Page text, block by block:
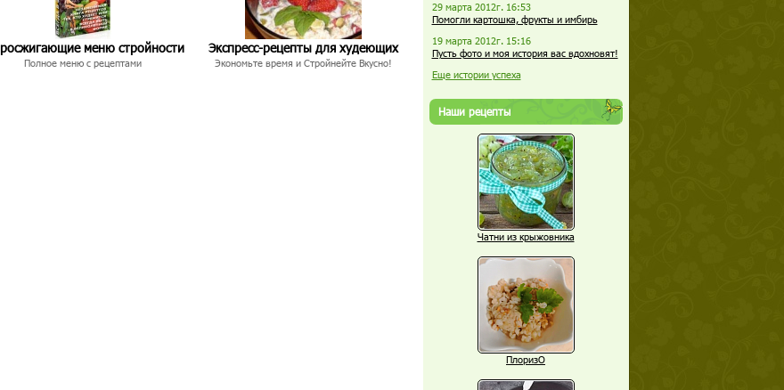
меню стройности
Полное меню с рецептами
Экспресс-рецепты для худеющих
Экономьте время и Стройнейте Вкусно!
29 марта 2012г. 16:53
Помогли картошка, фрукты и имбирь
19 марта 2012г. 15:16
Пусть фото и моя история вас вдохновят!
Еще истории успеха
Наши рецепты
Чатни из крыжовника
ПлоризО